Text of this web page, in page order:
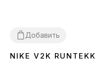
Добавить
3639 40
NIKE V2K